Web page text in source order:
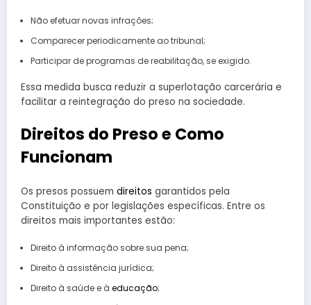
Não efetuar novas infrações;
Comparecer periodicamente ao tribunal;
Participar de programas de reabilitação, se exigido.
Essa medida busca reduzir a superlotação carcerária e
facilitar a reintegração do preso na sociedade.
Direitos do Preso e Como
Funcionam
Os presos possuem direitos garantidos pela
Constituição e por legislações específicas. Entre os
direitos mais importantes estão:
Direito à informação sobre sua pena;
Direito à assistência jurídica;
Direito à saúde e à educação;